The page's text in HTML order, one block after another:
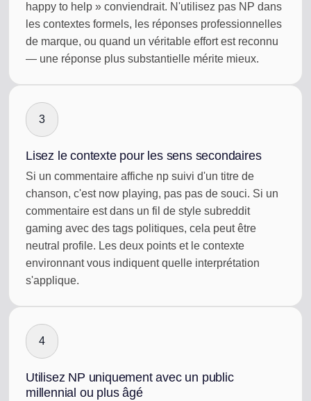
happy to help » conviendrait. N'utilisez pas NP dans
les contextes formels, les réponses professionnelles
de marque, ou quand un véritable effort est reconnu
— une réponse plus substantielle mérite mieux.
3
Lisez le contexte pour les sens secondaires
Si un commentaire affiche np suivi d'un titre de
chanson, c'est now playing, pas pas de souci. Si un
commentaire est dans un fil de style subreddit
gaming avec des tags politiques, cela peut être
neutral profile. Les deux points et le contexte
environnant vous indiquent quelle interprétation
s'applique.
4
Utilisez NP uniquement avec un public
millennial ou plus âgé